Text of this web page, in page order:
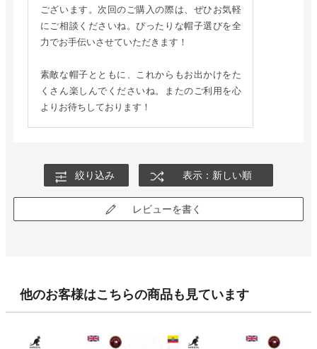
ございます。次回のご購入の際は、ぜひお気軽
にご相談くださいね。ぴったりな帽子選びを全
力でお手伝いさせていただきます！
素敵な帽子とともに、これからもお出かけをた
くさん楽しんでくださいね。またのご利用を心
よりお待ちしております！
絞り込み 表示：新しい順
レビューを書く
他のお客様はこちらの商品も見ています